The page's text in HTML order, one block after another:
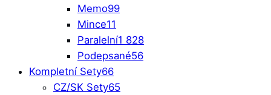
Memo99
Mince11
Paralelní1 828
Podepsané56
Kompletní Sety66
CZ/SK Sety65